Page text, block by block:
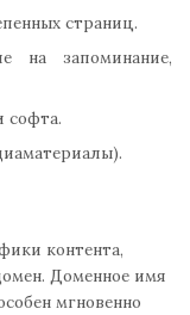
страниц.
на запоминание,
софта.
контента,
Доменное имя
мгновенно